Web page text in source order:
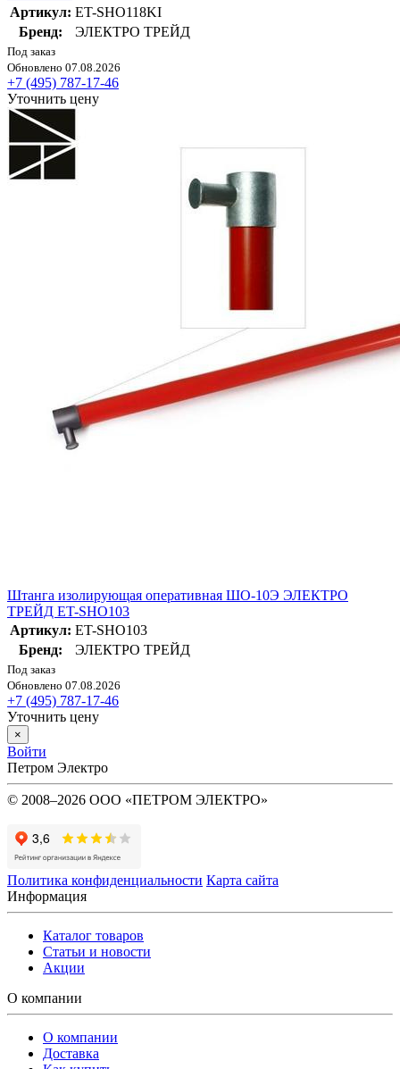
Артикул: ET-SHO118KI
Бренд:
ЭЛЕКТРО ТРЕЙД
Под заказ
Обновлено 07.08.2026
+7 (495) 787-17-46
Уточнить цену
Штанга изолирующая оперативная ШО-10Э ЭЛЕКТРО
ТРЕЙД ET-SHO103
Артикул: ET-SHO103
Бренд:
ЭЛЕКТРО ТРЕЙД
Под заказ
Обновлено 07.08.2026
+7 (495) 787-17-46
Уточнить цену
×
Войти
Петром Электро
© 2008–2026 ООО «ПЕТРОМ ЭЛЕКТРО»
Политика конфиденциальности Карта сайта
Информация
Каталог товаров
Статьи и новости
Акции
О компании
О компании
Доставка